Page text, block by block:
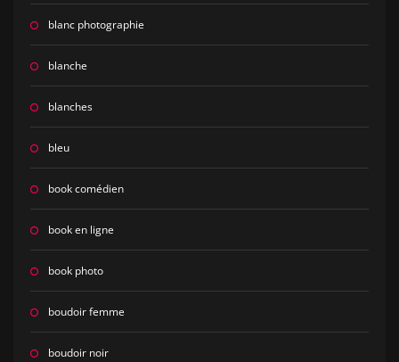
blanc photographie
blanche
blanches
bleu
book comédien
book en ligne
book photo
boudoir femme
boudoir noir